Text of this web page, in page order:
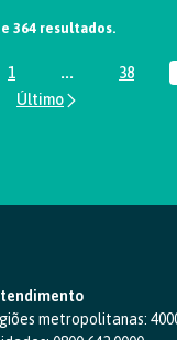
364 resultados.
Página
1 ...PáginasPágina
38
Usar ABA para
metropolitanas: